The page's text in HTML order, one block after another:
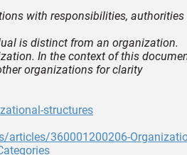
with responsibilities, authorities
is distinct from an organization.
In the context of this
organizations for clarity
structures
articles/360001200206-